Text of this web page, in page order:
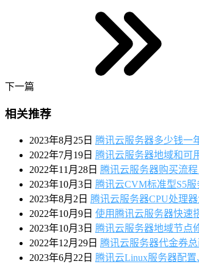
下一篇
相关推荐
2023年8月25日 腾讯云服务器多少钱一
2022年7月19日 腾讯云服务器地域和可
2022年11月28日 腾讯云服务器购买流程
2023年10月3日 腾讯云CVM标准型S5
2023年8月2日 腾讯云服务器CPU处理
2022年10月9日 使用腾讯云服务器快速
2023年10月3日 腾讯云服务器地域节点
2022年12月29日 腾讯云服务器代金券
2023年6月22日 腾讯云Linux服务器配